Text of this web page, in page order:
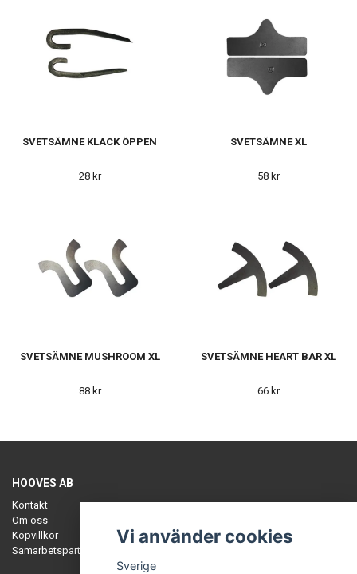
SVETSÄMNE KLACK ÖPPEN
28 kr
SVETSÄMNE XL
58 kr
SVETSÄMNE MUSHROOM XL
88 kr
SVETSÄMNE HEART BAR XL
66 kr
HOOVES AB
Kontakt
Om oss
Köpvillkor
Samarbetspartners
Vi använder cookies
Sverige